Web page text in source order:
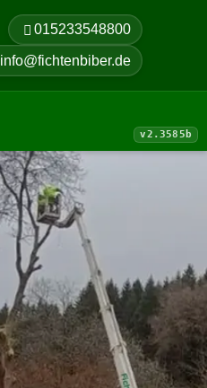
015233548800
info@fichtenbiber.de